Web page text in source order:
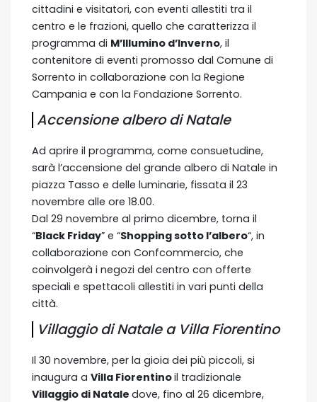
cittadini e visitatori, con eventi allestiti tra il
centro e le frazioni, quello che caratterizza il
programma di M’Illumino d’Inverno, il
contenitore di eventi promosso dal Comune di
Sorrento in collaborazione con la Regione
Campania e con la Fondazione Sorrento.
Accensione albero di Natale
Ad aprire il programma, come consuetudine,
sarà l’accensione del grande albero di Natale in
piazza Tasso e delle luminarie, fissata il 23
novembre alle ore 18.00.
Dal 29 novembre al primo dicembre, torna il
“Black Friday” e “Shopping sotto l’albero“, in
collaborazione con Confcommercio, che
coinvolgerà i negozi del centro con offerte
speciali e spettacoli allestiti in vari punti della
città.
Villaggio di Natale a Villa Fiorentino
Il 30 novembre, per la gioia dei più piccoli, si
inaugura a Villa Fiorentinoil tradizionale
Villaggio di Natale dove, fino al 26 dicembre,